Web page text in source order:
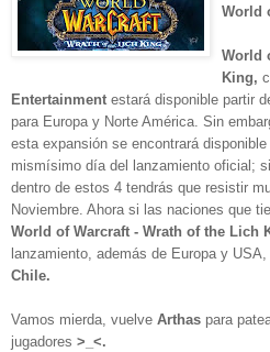
World
World
King,
Entertainment estará disponible partir
para Europa y Norte América. Sin
esta expansión se encontrará
mismísimo día del lanzamiento oficial;
dentro de estos 4 tendrás que resistir
Noviembre. Ahora si las naciones que
World of Warcraft - Wrath of the Lich
lanzamiento, además de Europa y
Chile.
Vamos mierda, vuelve Arthas para
jugadores >_<.